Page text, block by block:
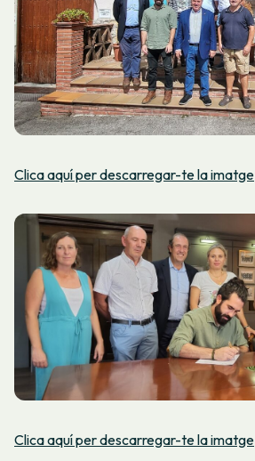
Clica aquí per descarregar-te la imatge
Clica aquí per descarregar-te la imatge